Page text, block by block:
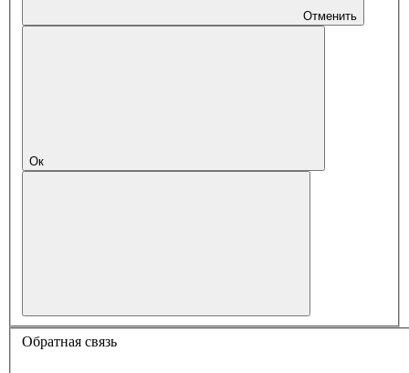
Отменить
Ок
Обратная связь